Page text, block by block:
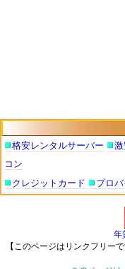
格安レンタルサーバー
コン
クレジットカード
プロ
年
【このページはリンクフリー